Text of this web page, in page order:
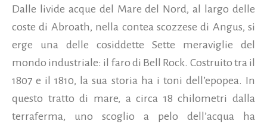
Dalle livide acque del Mare del Nord, al largo delle
coste di Abroath, nella contea scozzese di Angus, si
erge una delle cosiddette Sette meraviglie del
mondo industriale: il faro di Bell Rock. Costruito tra il
1807 e il 1810, la sua storia ha i toni dell’epopea. In
questo tratto di mare, a circa 18 chilometri dalla
terraferma, uno scoglio a pelo dell’acqua ha